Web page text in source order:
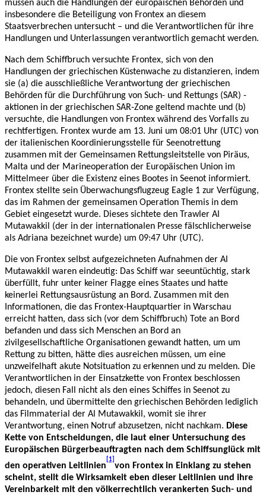
müssen auch die Handlungen der europäischen Behörden und
insbesondere die Beteiligung von Frontex an diesem
Staatsverbrechen untersucht – und die Verantwortlichen für ihre
Handlungen und Unterlassungen verantwortlich gemacht werden.
Nach dem Schiffbruch versuchte Frontex, sich von den
Handlungen der griechischen Küstenwache zu distanzieren, indem
sie (a) die ausschließliche Verantwortung der griechischen
Behörden für die Durchführung von Such- und Rettungs (SAR) -
aktionen in der griechischen SAR-Zone geltend machte und (b)
versuchte, die Handlungen von Frontex während des Vorfalls zu
rechtfertigen. Frontex wurde am 13. Juni um 08:01 Uhr (UTC) von
der italienischen Koordinierungsstelle für Seenotrettung
zusammen mit der Gemeinsamen Rettungsleitstelle von Piräus,
Malta und der Marineoperation der Europäischen Union im
Mittelmeer über die Existenz eines Bootes in Seenot informiert.
Frontex stellte sein Überwachungsflugzeug Eagle 1 zur Verfügung,
das im Rahmen der gemeinsamen Operation Themis in dem
Gebiet eingesetzt wurde. Dieses sichtete den Trawler Al
Mutawakkil (der in der internationalen Presse fälschlicherweise
als Adriana bezeichnet wurde) um 09:47 Uhr (UTC).
Die von Frontex selbst aufgezeichneten Aufnahmen der Al
Mutawakkil waren eindeutig: Das Schiff war seeuntüchtig, stark
überfüllt, fuhr unter keiner Flagge eines Staates und hatte
keinerlei Rettungsausrüstung an Bord. Zusammen mit den
Informationen, die das Frontex-Hauptquartier in Warschau
erreicht hatten, dass sich (vor dem Schiffbruch) Tote an Bord
befanden und dass sich Menschen an Bord an
zivilgesellschaftliche Organisationen gewandt hatten, um um
Rettung zu bitten, hätte dies ausreichen müssen, um eine
unzweifelhaft akute Notsituation zu erkennen und zu melden. Die
Verantwortlichen in der Einsatzkette von Frontex beschlossen
jedoch, diesen Fall nicht als den eines Schiffes in Seenot zu
behandeln, und übermittelte den griechischen Behörden lediglich
das Filmmaterial der Al Mutawakkil, womit sie ihrer
Verantwortung, einen Notruf abzusetzen, nicht nachkam. Diese
Kette von Entscheidungen, die laut einer Untersuchung des
Europäischen Bürgerbeauftragten nach dem Schiffsunglück mit
den operativen Leitlinien
[1]
von Frontex in Einklang zu stehen
scheint, stellt die Wirksamkeit eben dieser Leitlinien und ihre
Vereinbarkeit mit den völkerrechtlich verankerten Such- und